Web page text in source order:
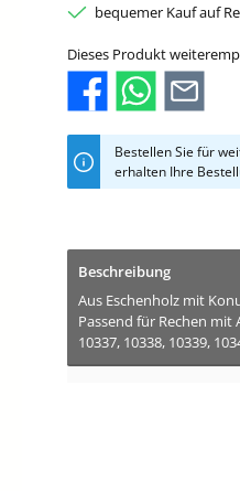
bequemer Kauf auf
Dieses Produkt
Bestellen Sie für
erhalten Ihre
Beschreibung
Aus Eschenholz mit
Passend für Rechen mit
10337, 10338, 10339,